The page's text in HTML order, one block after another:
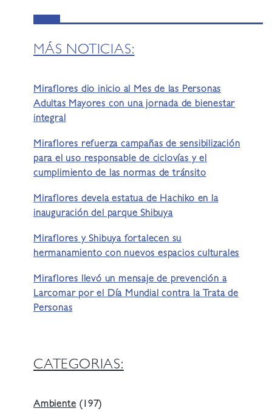
MÁS NOTICIAS:
Miraflores dio inicio al Mes de las Personas
Adultas Mayores con una jornada de bienestar
integral
Miraflores refuerza campañas de sensibilización
para el uso responsable de ciclovías y el
cumplimiento de las normas de tránsito
Miraflores devela estatua de Hachiko en la
inauguración del parque Shibuya
Miraflores y Shibuya fortalecen su
hermanamiento con nuevos espacios culturales
Miraflores llevó un mensaje de prevención a
Larcomar por el Día Mundial contra la Trata de
Personas
CATEGORIAS:
Ambiente(197)